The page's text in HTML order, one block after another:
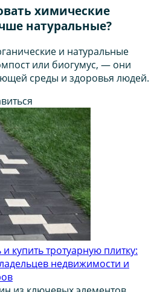
химические
натуральные?
и натуральные
или биогумус, — они
среды и здоровья людей.
купить тротуарную плитку:
недвижимости и